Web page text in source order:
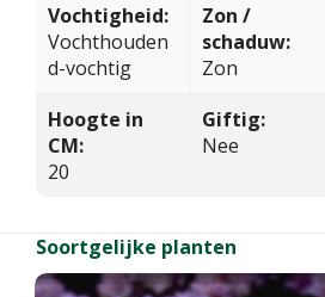
Vochtigheid:
Vochthouden
d-vochtig
Zon /
schaduw:
Zon
Hoogte in
CM:
20
Giftig:
Nee
Soortgelijke planten